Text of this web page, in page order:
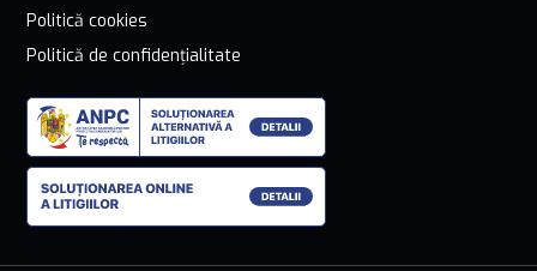
Politică cookies
Politică de confidențialitate